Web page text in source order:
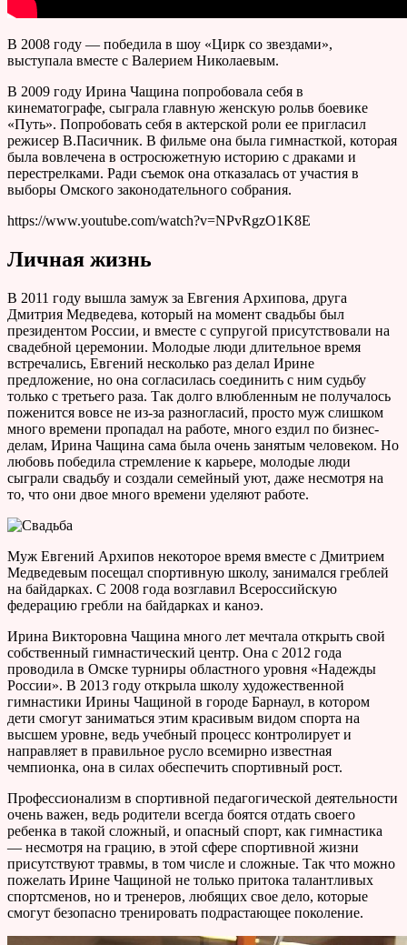
В 2008 году — победила в шоу «Цирк со звездами»,
выступала вместе с Валерием Николаевым.
В 2009 году Ирина Чащина попробовала себя в
кинематографе, сыграла главную женскую рольв боевике
«Путь». Попробовать себя в актерской роли ее пригласил
режисер В.Пасичник. В фильме она была гимнасткой, которая
была вовлечена в остросюжетную историю с драками и
перестрелками. Ради съемок она отказалась от участия в
выборы Омского законодательного собрания.
https://www.youtube.com/watch?v=NPvRgzO1K8E
Личная жизнь
В 2011 году вышла замуж за Евгения Архипова, друга
Дмитрия Медведева, который на момент свадьбы был
президентом России, и вместе с супругой присутствовали на
свадебной церемонии. Молодые люди длительное время
встречались, Евгений несколько раз делал Ирине
предложение, но она согласилась соединить с ним судьбу
только с третьего раза. Так долго влюбленным не получалось
поженится вовсе не из-за разногласий, просто муж слишком
много времени пропадал на работе, много ездил по бизнес-
делам, Ирина Чащина сама была очень занятым человеком. Но
любовь победила стремление к карьере, молодые люди
сыграли свадьбу и создали семейный уют, даже несмотря на
то, что они двое много времени уделяют работе.
Муж Евгений Архипов некоторое время вместе с Дмитрием
Медведевым посещал спортивную школу, занимался греблей
на байдарках. С 2008 года возглавил Всероссийскую
федерацию гребли на байдарках и каноэ.
Ирина Викторовна Чащина много лет мечтала открыть свой
собственный гимнастический центр. Она с 2012 года
проводила в Омске турниры областного уровня «Надежды
России». В 2013 году открыла школу художественной
гимнастики Ирины Чащиной в городе Барнаул, в котором
дети смогут заниматься этим красивым видом спорта на
высшем уровне, ведь учебный процесс контролирует и
направляет в правильное русло всемирно известная
чемпионка, она в силах обеспечить спортивный рост.
Профессионализм в спортивной педагогической деятельности
очень важен, ведь родители всегда боятся отдать своего
ребенка в такой сложный, и опасный спорт, как гимнастика
— несмотря на грацию, в этой сфере спортивной жизни
присутствуют травмы, в том числе и сложные. Так что можно
пожелать Ирине Чащиной не только притока талантливых
спортсменов, но и тренеров, любящих свое дело, которые
смогут безопасно тренировать подрастающее поколение.